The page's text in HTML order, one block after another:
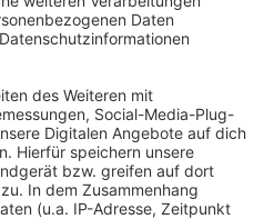
Verkehrskontrollen zum